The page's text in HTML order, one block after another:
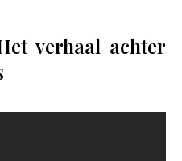
verhaal achter